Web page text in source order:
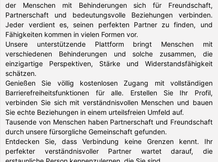
der Menschen mit Behinderungen sich für Freundschaft,
Partnerschaft und bedeutungsvolle Beziehungen verbinden.
Jeder verdient es, seinen perfekten Partner zu finden, und
Fähigkeiten kommen in vielen Formen vor.
Unsere unterstützende Plattform bringt Menschen mit
verschiedenen Behinderungen und solche zusammen, die
einzigartige Perspektiven, Stärke und Widerstandsfähigkeit
schätzen.
Genießen Sie völlig kostenlosen Zugang mit vollständigen
Barrierefreiheitsfunktionen für alle. Erstellen Sie Ihr Profil,
verbinden Sie sich mit verständnisvollen Menschen und bauen
Sie echte Beziehungen in einem urteilsfreien Umfeld auf.
Tausende von Menschen haben Partnerschaft und Freundschaft
durch unsere fürsorgliche Gemeinschaft gefunden.
Entdecken Sie, dass Verbindung keine Grenzen kennt. Ihr
perfekter verständnisvoller Partner wartet darauf, die